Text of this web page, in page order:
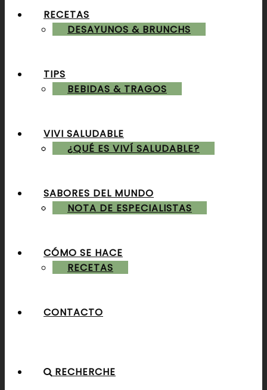
RECETAS
DESAYUNOS & BRUNCHS
BEBIDAS & TRAGOS
ALMUERZOS & CENAS
POSTRES & TORTAS
TIPS
VIVI SALUDABLE
¿QUÉ ES VIVÍ SALUDABLE?
NOTA DE ESPECIALISTAS
RECETAS
SABORES DEL MUNDO
CÓMO SE HACE
CONTACTO
RECHERCHE